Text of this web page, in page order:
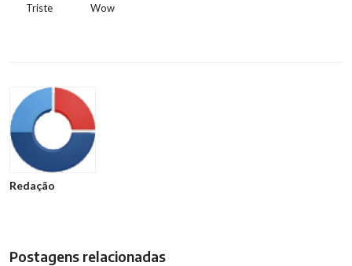
Triste Wow
Redação
Postagens relacionadas